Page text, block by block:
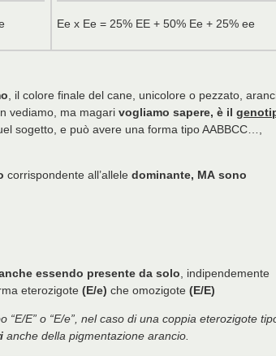
Ee x Ee = 25% EE + 50% Ee + 25% ee
, il colore finale del cane, unicolore o pezzato,
vediamo, ma magari vogliamo sapere, è il
sogetto, e può avere una forma tipo AABBCC…,
corrispondente all’allele dominante, MA sono
essendo presente da solo, indipendemente
eterozigote (E/e) che omozigote (E/E)
E” o “E/e”, nel caso di una coppia eterozigote
anche della pigmentazione arancio.